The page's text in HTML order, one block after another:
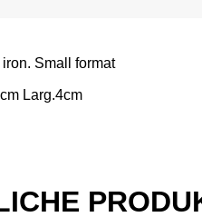
Small format
Larg.4cm